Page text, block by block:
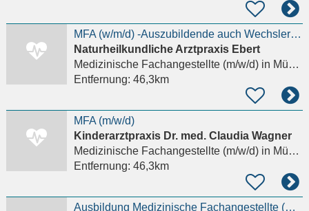
MFA (w/m/d) -Auszubildende auch Wechsler Ästhetische Arzt Praxis München gesucht
Naturheilkundliche Arztpraxis Ebert
Medizinische Fachangestellte (m/w/d)in München, Neuhausen
Entfernung: 46,3km
MFA (m/w/d)
Kinderarztpraxis Dr. med. Claudia Wagner
Medizinische Fachangestellte (m/w/d)in München, Maxvorstadt
Entfernung: 46,3km
Ausbildung Medizinische Fachangestellte (m/w/d)